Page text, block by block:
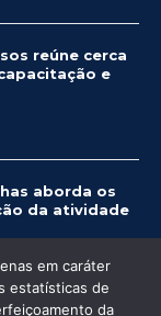
reúne cerca
e
aborda os
da atividade
em caráter
estatísticas de
da